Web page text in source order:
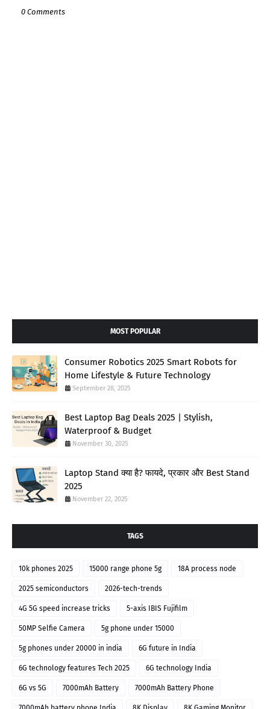
0 Comments
MOST POPULAR
Consumer Robotics 2025 Smart Robots for
Home Lifestyle & Future Technology
September 28, 2025
Best Laptop Bag Deals 2025 | Stylish,
Waterproof & Budget
November 30, 2025
Laptop Stand क्या है? फायदे, प्रकार और Best Stand
2025
November 22, 2025
TAGS
10k phones 2025 15000 range phone 5g 18A process node
2025 semiconductors 2026-tech-trends
4G 5G speed increase tricks 5-axis IBIS Fujifilm
50MP Selfie Camera 5g phone under 15000
5g phones under 20000 in india 6G future in India
6G technology features Tech 2025 6G technology India
6G vs 5G 7000mAh Battery 7000mAh Battery Phone